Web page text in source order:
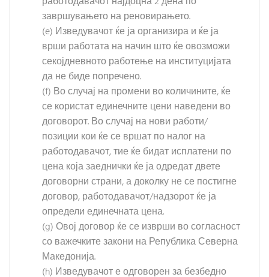
завршувањето на реновирањето.
(e) Изведувачот ќе ја организира и ќе ја
врши работата на начин што ќе овозможи
секојдневното работење на институцијата
да не биде попречено.
(f) Во случај на промени во количините, ќе
се користат единечните цени наведени во
договорот. Во случај на нови работи/
позиции кои ќе се вршат по налог на
работодавачот, тие ќе бидат исплатени по
цена која заеднички ќе ја одредат двете
договорни страни, а доколку не се постигне
договор, работодавачот/надзорот ќе ја
определи единечната цена.
(g) Овој договор ќе се изврши во согласност
со важечките закони на Република Северна
Македонија.
(h) Изведувачот е одговорен за безбедно